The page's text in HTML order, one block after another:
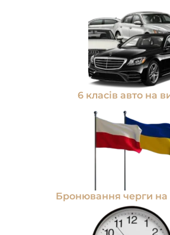
6 класів авто на
Бронювання черги на